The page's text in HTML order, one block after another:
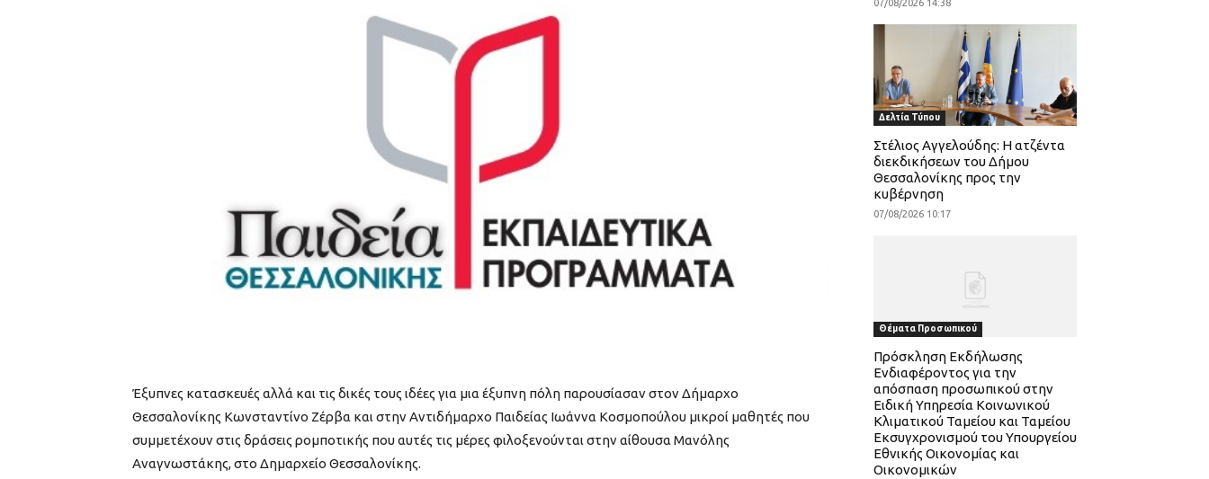
Έξυπνες κατασκευές αλλά και τις δικές τους ιδέες για μια έξυπνη πόλη παρουσίασαν στον Δήμαρχο
Θεσσαλονίκης Κωνσταντίνο Ζέρβα και στην Αντιδήμαρχο Παιδείας Ιωάννα Κοσμοπούλου μικροί μαθητές που
συμμετέχουν στις δράσεις ρομποτικής που αυτές τις μέρες φιλοξενούνται στην αίθουσα Μανόλης
Αναγνωστάκης, στο Δημαρχείο Θεσσαλονίκης.
07/08/2026 14:38
Δελτία Τύπου
Στέλιος Αγγελούδης: Η ατζέντα
διεκδικήσεων του Δήμου
Θεσσαλονίκης προς την
κυβέρνηση
07/08/2026 10:17
Θέματα Προσωπικού
Πρόσκληση Εκδήλωσης
Ενδιαφέροντος για την
απόσπαση προσωπικού στην
Ειδική Υπηρεσία Κοινωνικού
Κλιματικού Ταμείου και Ταμείου
Εκσυγχρονισμού του Υπουργείου
Εθνικής Οικονομίας και
Οικονομικών